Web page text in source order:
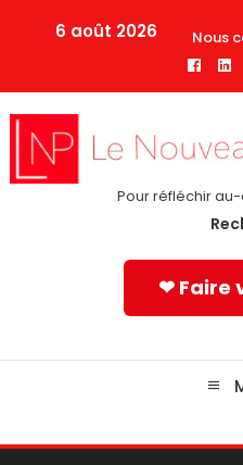
6 août 2026 Nous
Pour réfléchir
❤ Faire